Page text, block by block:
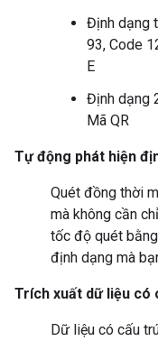
Định dạng
93, Code
E
Định dạng
Mã QR
Tự động phát hiện
Quét đồng thời
mà không cần
tốc độ quét
định dạng mà
Trích xuất dữ liệu có
Dữ liệu có cấu